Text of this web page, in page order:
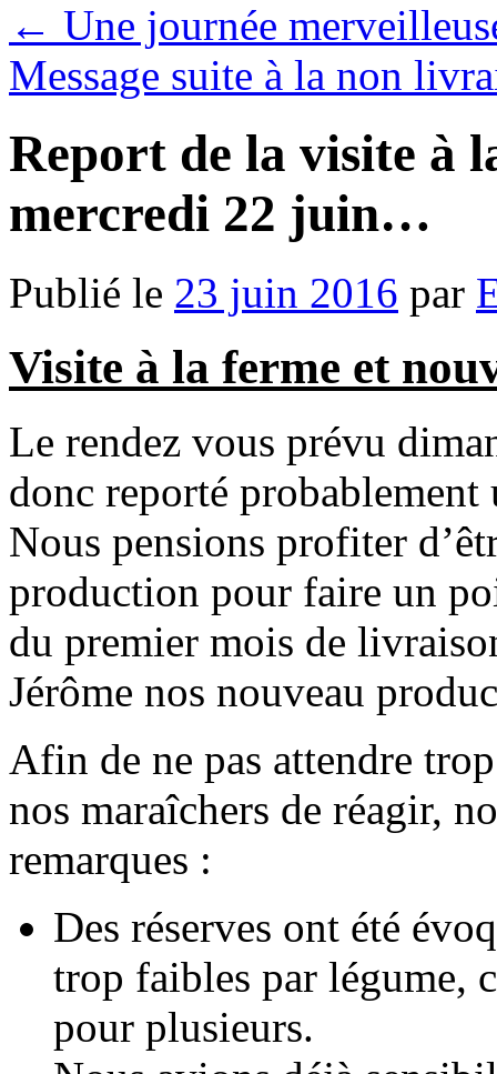
← Une journée
Message suite à la non
Report de la visite à
mercredi 22 juin…
Publié le 23 juin 2016 par
Visite à la ferme et
Le rendez vous prévu
donc reporté probablement
Nous pensions profiter
production pour faire un
du premier mois de
Jérôme nos nouveau
Afin de ne pas attendre
nos maraîchers de réagir,
remarques :
Des réserves ont été
trop faibles par légume,
pour plusieurs.